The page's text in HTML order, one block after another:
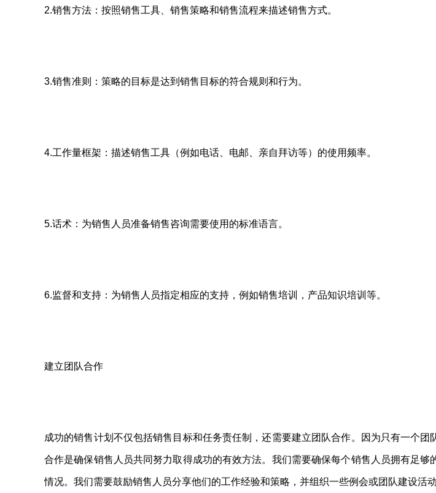
2.销售方法：按照销售工具、销售策略和销售流程来描述销售方式。
3.销售准则：策略的目标是达到销售目标的符合规则和行为。
4.工作量框架：描述销售工具（例如电话、电邮、亲自拜访等）的使用频率。
5.话术：为销售人员准备销售咨询需要使用的标准语言。
6.监督和支持：为销售人员指定相应的支持，例如销售培训，产品知识培训等。
建立团队合作
成功的销售计划不仅包括销售目标和任务责任制，还需要建立团队合作。因为只有一个团
合作是确保销售人员共同努力取得成功的有效方法。我们需要确保每个销售人员拥有足够
情况。我们需要鼓励销售人员分享他们的工作经验和策略，并组织一些例会或团队建设活